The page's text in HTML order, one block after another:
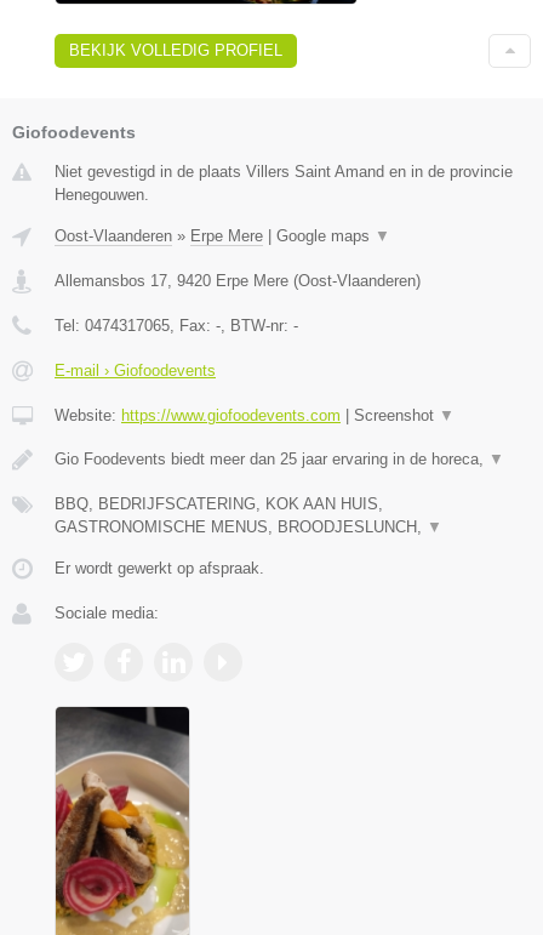
BEKIJK VOLLEDIG PROFIEL
Giofoodevents
Niet gevestigd in de plaats Villers Saint Amand en in de provincie
Henegouwen.
Oost-Vlaanderen » Erpe Mere Google maps ▼
Allemansbos 17 9420 Erpe Mere (Oost-Vlaanderen)
Tel: 0474317065 , Fax: - , BTW-nr: -
E-mail › Giofoodevents
Website: https://www.giofoodevents.com Screenshot ▼
Gio Foodevents biedt meer dan 25 jaar ervaring in de horeca, ▼
BBQ, BEDRIJFSCATERING, KOK AAN HUIS,
GASTRONOMISCHE MENUS, BROODJESLUNCH,
▼
Er wordt gewerkt op afspraak.
Sociale media: